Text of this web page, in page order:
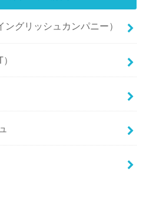
グリッシュカンパニー）